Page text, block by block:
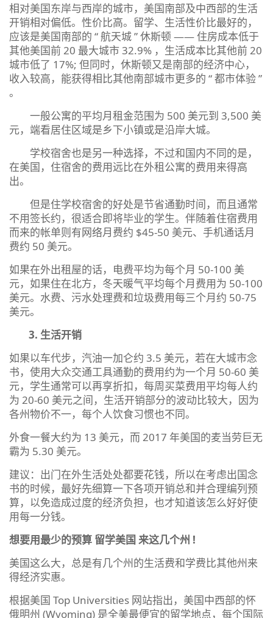
相对美国东岸与西岸的城市，美国南部及中西部的生活
开销相对偏低。性价比高。留学、生活性价比最好的，
应该是美国南部的 “ 航天城 ” 休斯顿 —— 住房成本低于
其他美国前 20 最大城市 32.9% ，生活成本比其他前 20
城市低了 17%; 但同时，休斯顿又是南部的经济中心，
收入较高，能获得相比其他南部城市更多的 “ 都市体验 ”
。
一般公寓的平均月租金范围为 500 美元到 3,500 美
元，端看居住区域是乡下小镇或是沿岸大城。
学校宿舍也是另一种选择，不过和国内不同的是，
在美国，住宿舍的费用远比在外租公寓的费用来得高
出。
但是住学校宿舍的好处是节省通勤时间，而且通常
不用签长约，很适合即将毕业的学生。伴随着住宿费用
而来的帐单则有网络月费约 $45-50 美元、手机通话月
费约 50 美元。
如果在外出租屋的话，电费平均为每个月 50-100 美
元，如果住在北方，冬天暖气平均每个月费用为 50-100
美元。水费、污水处理费和垃圾费用每三个月约 50-75
美元。
3. 生活开销
如果以车代步，汽油一加仑约 3.5 美元，若在大城市念
书，使用大众交通工具通勤的费用约为一个月 50-60 美
元，学生通常可以再享折扣，每周买菜费用平均每人约
为 20-60 美元之间，生活开销部分的波动比较大，因为
各州物价不一，每个人饮食习惯也不同。
外食一餐大约为 13 美元，而 2017 年美国的麦当劳巨无
霸为 5.30 美元。
建议：出门在外生活处处都要花钱，所以在考虑出国念
书的时候，最好先细算一下各项开销总和并合理编列预
算，以免造成过度的经济负担，也才知道该怎么好好使
用每一分钱。
想要用最少的预算 留学美国 来这几个州 !
美国这么大，总是有几个州的生活费和学费比其他州来
得经济实惠。
根据美国 Top Universities 网站指出，美国中西部的怀
俄明州 (Wyoming) 是全美最便宜的留学地点，每个国际